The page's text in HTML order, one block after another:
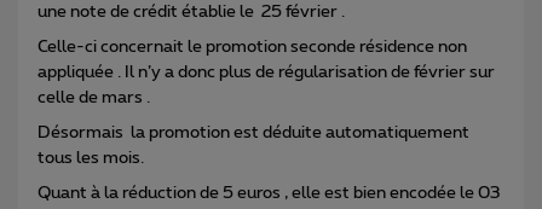
une note de crédit établie le 25 février .
Celle-ci concernait le promotion seconde résidence non
appliquée . Il n’y a donc plus de régularisation de février sur
celle de mars .
Désormais la promotion est déduite automatiquement
tous les mois.
Quant à la réduction de 5 euros , elle est bien encodée le 03